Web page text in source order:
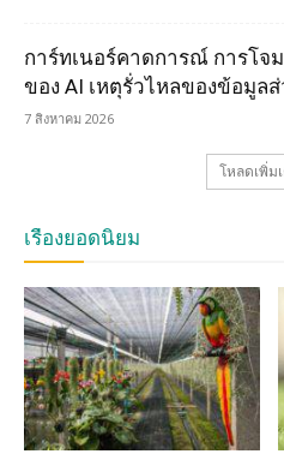
การ์ทเนอร์คาดการณ์ การโจ
ของ AI เหตุรั่วไหลของข้อมูล
7 สิงหาคม 2026
โหลดเพิ่ม
เรื่องยอดนิยม